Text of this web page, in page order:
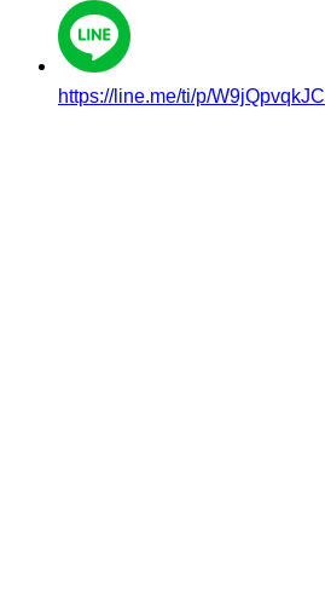
https://line.me/ti/p/W9jQpvqkJC